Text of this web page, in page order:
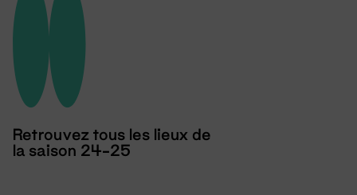
Retrouvez tous les lieux de
la saison 24-25